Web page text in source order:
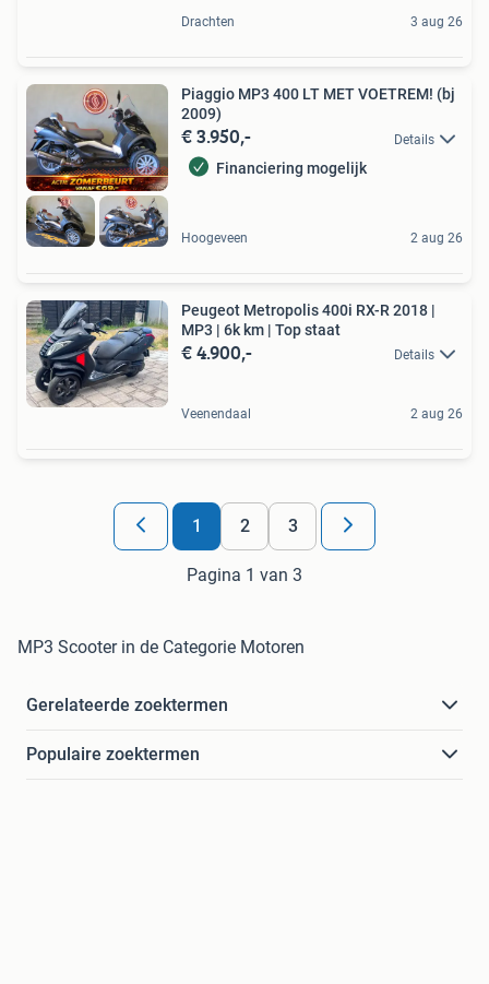
Drachten 3 aug 26
Piaggio MP3 400 LT MET VOETREM! (bj
2009)
€ 3.950,- Details
Financiering mogelijk
Hoogeveen 2 aug 26
Peugeot Metropolis 400i RX-R 2018 |
MP3 | 6k km | Top staat
€ 4.900,- Details
Veenendaal 2 aug 26
1 2 3
Pagina 1 van 3
MP3 Scooter in de Categorie Motoren
Gerelateerde zoektermen
Populaire zoektermen